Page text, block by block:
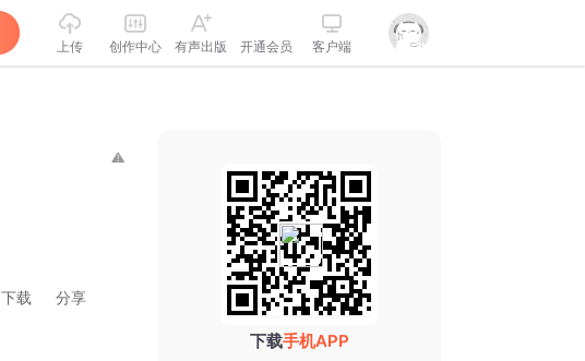
上传 创作中心 有声出版 开通会员 客户端
下载 分享
下载手机APP